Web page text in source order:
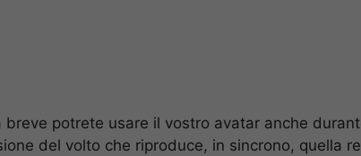
breve potrete usare il vostro avatar anche
del volto che riproduce, in sincrono, quella